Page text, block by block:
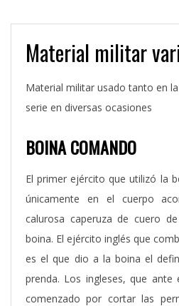
Material militar
Material militar usado tanto en
serie en diversas ocasiones
BOINA COMANDO
El primer ejército que utilizó la
únicamente en el cuerpo
calurosa caperuza de cuero
boina. El ejército inglés que
es el que dio a la boina el
prenda. Los ingleses, que ante
comenzado por cortar las